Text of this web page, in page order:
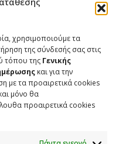
χρησιμοποιούμε τα
της σύνδεσής σας στις
τόπου της Γενικής
και για την
με τα προαιρετικά cookies
μόνο θα
προαιρετικά cookies
Πάντου